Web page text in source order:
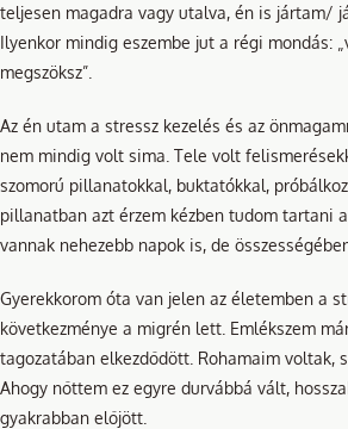
teljesen magadra vagy utalva, én is jártam/
Ilyenkor mindig eszembe jut a régi mondás:
megszöksz”.
Az én utam a stressz kezelés és az
nem mindig volt sima. Tele volt
szomorú pillanatokkal, buktatókkal,
pillanatban azt érzem kézben tudom tartani
vannak nehezebb napok is, de
Gyerekkorom óta van jelen az életemben a
következménye a migrén lett. Emlékszem
tagozatában elkezdődött. Rohamaim voltak,
Ahogy nőttem ez egyre durvábbá vált,
gyakrabban előjött.